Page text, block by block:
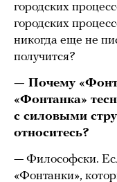
городских
городских
никогда еще не
получится?
— Почему
«Фонтанка»
с силовыми
относитесь?
— Философски.
«Фонтанки»,